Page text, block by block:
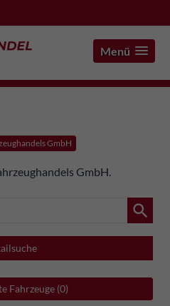
Menü
GmbH
GmbH.
Fahrzeuge (0)